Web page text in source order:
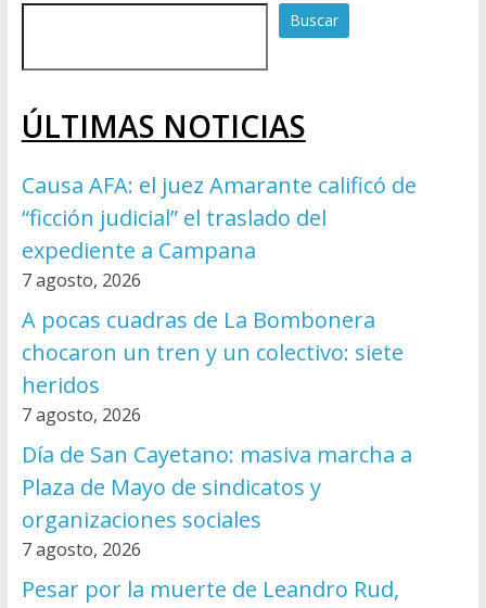
Buscar
ÚLTIMAS NOTICIAS
Causa AFA: el juez Amarante calificó de
“ficción judicial” el traslado del
expediente a Campana
7 agosto, 2026
A pocas cuadras de La Bombonera
chocaron un tren y un colectivo: siete
heridos
7 agosto, 2026
Día de San Cayetano: masiva marcha a
Plaza de Mayo de sindicatos y
organizaciones sociales
7 agosto, 2026
Pesar por la muerte de Leandro Rud,